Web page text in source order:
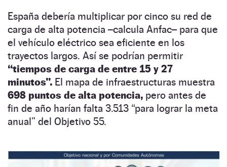
España debería multiplicar por cinco su red de
carga de alta potencia –calcula Anfac– para que
el vehículo eléctrico sea eficiente en los
trayectos largos. Así se podrían permitir
“tiempos de carga de entre 15 y 27
minutos”. El mapa de infraestructuras muestra
698 puntos de alta potencia, pero antes de
fin de año harían falta 3.513 “para lograr la meta
anual” del Objetivo 55.